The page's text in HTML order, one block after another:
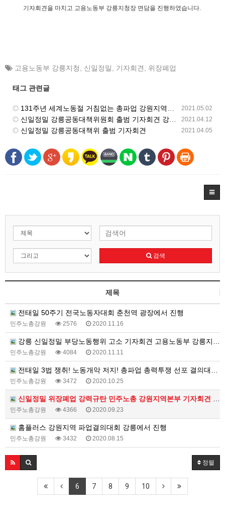
기자회견을 마치고 고용노동부 강릉지청장 면담을 진행하였습니다.
고용노동부 강릉지청 신일정밀 기자회견 위장폐업
태그 관련글
2021.05.02
131주년 세계노동절 거침없는 총파업 강원지역대회 강릉시청 앞에서 개최
2021.04.12
신일정밀 강릉공동대책위원회 출범 기자회견 강릉시청 앞에서 진행
2021.04.05
신일정밀 강릉공동대책위 출범 기자회견
검색
제목
전태일 50주기 전국노동자대회 춘천역 광장에서 진행
민주노총강원 2576 2020.11.16
강릉 신일정밀 부당노동행위 고소 기자회견 고용노동부 강릉지청 앞에서 진행
민주노총강원 4084 2020.11.11
전태일 3법 쟁취! 노동개악 저지! 총파업 총력투쟁 선포 결의대회 춘천시청 앞에서 진행
민주노총강원 3472 2020.10.25
신일정밀 위장폐업 강력규탄 민주노총 강원지역본부 기자회견 고용노동부 강릉지청 앞에서 진행
민주노총강원 4366 2020.09.23
홈플러스 강원지역 파업결의대회 강릉에서 진행
민주노총강원 3432 2020.08.15
정렬
6 7 8 9 10